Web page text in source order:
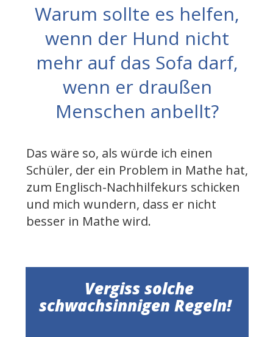
Warum sollte es helfen,
wenn der Hund nicht
mehr auf das Sofa darf,
wenn er draußen
Menschen anbellt?
Das wäre so, als würde ich einen
Schüler, der ein Problem in Mathe hat,
zum Englisch-Nachhilfekurs schicken
und mich wundern, dass er nicht
besser in Mathe wird.
Vergiss solche
schwachsinnigen Regeln!